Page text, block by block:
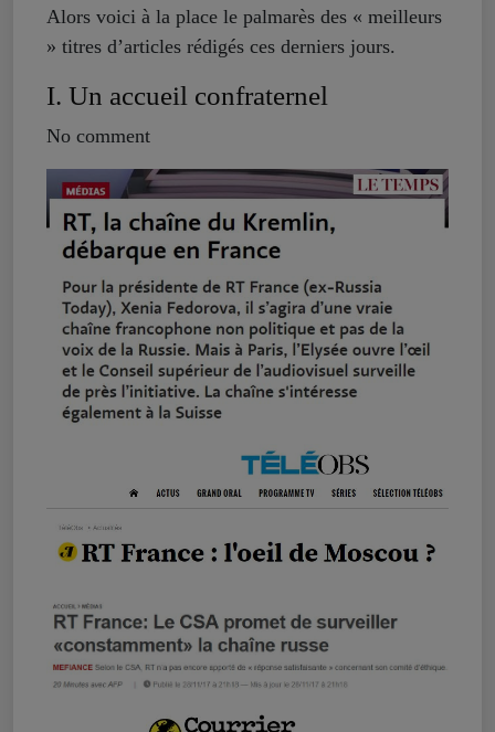
Alors voici à la place le palmarès des « meilleurs
» titres d’articles rédigés ces derniers jours.
I. Un accueil confraternel
No comment